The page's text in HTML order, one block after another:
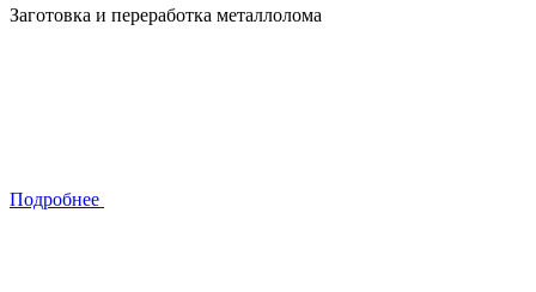
Заготовка и переработка металлолома
Подробнее